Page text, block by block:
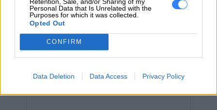
Personal Data that Is Unrelated with the
Purposes for which it was collected.
Opted Out
CONFIRM
Data Deletion Data Access Privacy Policy
WIADOMOŚĆ